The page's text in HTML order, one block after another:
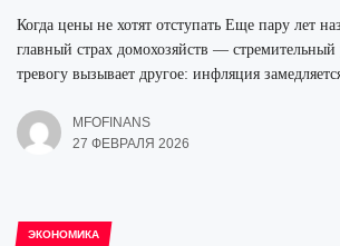
Когда цены не хотят отступать Еще пару лет
главный страх домохозяйств — стремительный
тревогу вызывает другое: инфляция
MFOFINANS
27 ФЕВРАЛЯ 2026
ЭКОНОМИКА